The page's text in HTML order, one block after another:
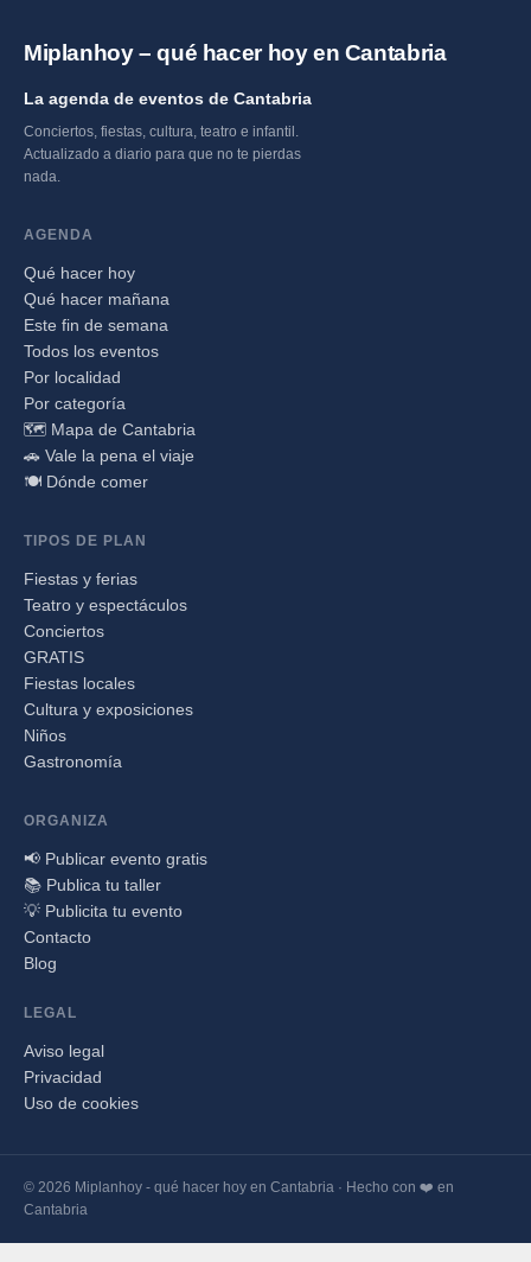
Miplanhoy – qué hacer hoy en Cantabria
La agenda de eventos de Cantabria
Conciertos, fiestas, cultura, teatro e infantil.
Actualizado a diario para que no te pierdas
nada.
AGENDA
Qué hacer hoy
Qué hacer mañana
Este fin de semana
Todos los eventos
Por localidad
Por categoría
🗺️ Mapa de Cantabria
🚗 Vale la pena el viaje
🍽️ Dónde comer
TIPOS DE PLAN
Fiestas y ferias
Teatro y espectáculos
Conciertos
GRATIS
Fiestas locales
Cultura y exposiciones
Niños
Gastronomía
ORGANIZA
📢 Publicar evento gratis
📚 Publica tu taller
💡 Publicita tu evento
Contacto
Blog
LEGAL
Aviso legal
Privacidad
Uso de cookies
© 2026 Miplanhoy - qué hacer hoy en Cantabria · Hecho con ❤️ en
Cantabria